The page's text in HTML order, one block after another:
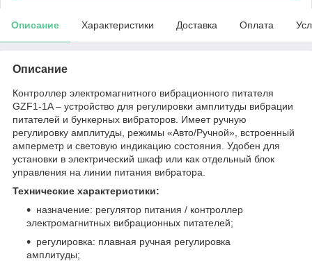
Описание Характеристики Доставка Оплата
Описание
Контроллер электромагнитного вибрационного питателя
GZF1-1A – устройство для регулировки амплитуды вибрации
питателей и бункерных вибраторов. Имеет ручную
регулировку амплитуды, режимы «Авто/Ручной», встроенный
амперметр и световую индикацию состояния. Удобен для
установки в электрический шкаф или как отдельный блок
управления на линии питания вибратора.
Технические характеристики:
назначение: регулятор питания / контроллер
электромагнитных вибрационных питателей;
регулировка: плавная ручная регулировка
амплитуды;